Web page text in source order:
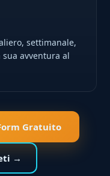
settimanale,
avventura al
Gratuito
→